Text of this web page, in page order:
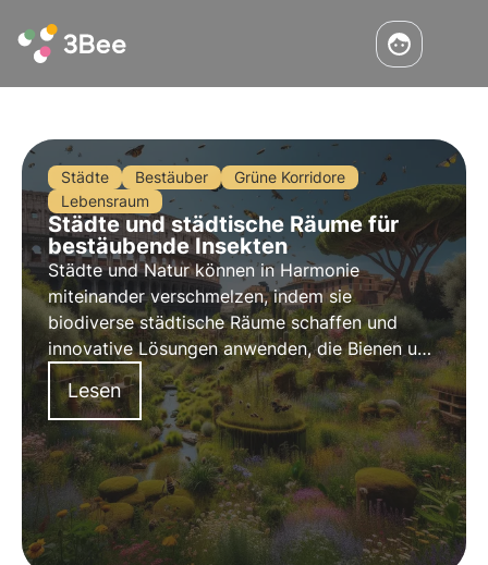
Städte Bestäuber
Grüne Korridore
Lebensraum
Städte und städtische Räume für
bestäubende Insekten
Städte und Natur können in Harmonie
miteinander verschmelzen, indem sie
biodiverse städtische Räume schaffen und
innovative Lösungen anwenden, die Bienen und
Schmetterlingen helfen, in städtischen
Umgebungen zu gedeihen. In diesem Artikel
erfahren Sie, wie Städte zu lebenswichtigen
Refugien für Bestäuber werden können.
Lesen